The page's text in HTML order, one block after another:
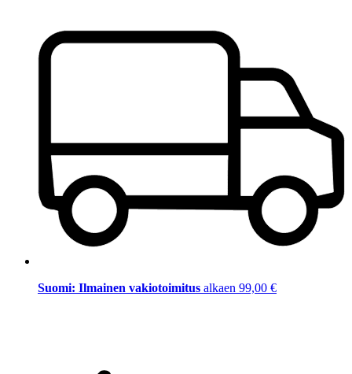
Suomi: Ilmainen vakiotoimitus alkaen 99,00 €